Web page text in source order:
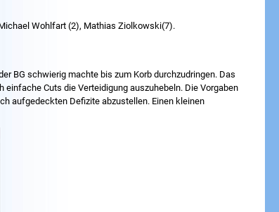
Wohlfart (2), Mathias Ziolkowski(7).
BG schwierig machte bis zum Korb durchzudringen. Das
Cuts die Verteidigung auszuhebeln. Die Vorgaben
aufgedeckten Defizite abzustellen. Einen kleinen